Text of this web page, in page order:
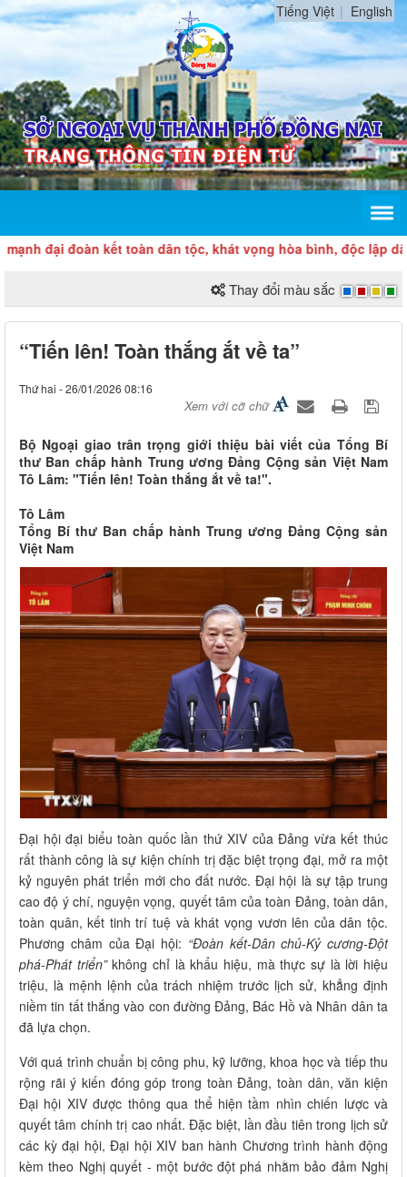
Tiếng Việt English
đoàn kết toàn dân tộc, khát vọng hòa bình, độc lập dân tộc
Thay đổi màu sắc
“Tiến lên! Toàn thắng ắt về ta”
Thứ hai - 26/01/2026 08:16
Xem với cỡ chữ
Bộ Ngoại giao trân trọng giới thiệu bài viết của Tổng Bí
thư Ban chấp hành Trung ương Đảng Cộng sản Việt Nam
Tô Lâm: "Tiến lên! Toàn thắng ắt về ta!".
Tô Lâm
Tổng Bí thư Ban chấp hành Trung ương Đảng Cộng sản
Việt Nam
Đại hội đại biểu toàn quốc lần thứ XIV của Đảng vừa kết thúc
rất thành công là sự kiện chính trị đặc biệt trọng đại, mở ra một
kỷ nguyên phát triển mới cho đất nước. Đại hội là sự tập trung
cao độ ý chí, nguyện vọng, quyết tâm của toàn Đảng, toàn dân,
toàn quân, kết tinh trí tuệ và khát vọng vươn lên của dân tộc.
Phương châm của Đại hội: “Đoàn kết-Dân chủ-Kỷ cương-Đột
phá-Phát triển”không chỉ là khẩu hiệu, mà thực sự là lời hiệu
triệu, là mệnh lệnh của trách nhiệm trước lịch sử, khẳng định
niềm tin tất thắng vào con đường Đảng, Bác Hồ và Nhân dân ta
đã lựa chọn.
Với quá trình chuẩn bị công phu, kỹ lưỡng, khoa học và tiếp thu
rộng rãi ý kiến đóng góp trong toàn Đảng, toàn dân, văn kiện
Đại hội XIV được thông qua thể hiện tầm nhìn chiến lược và
quyết tâm chính trị cao nhất. Đặc biệt, lần đầu tiên trong lịch sử
các kỳ đại hội, Đại hội XIV ban hành Chương trình hành động
kèm theo Nghị quyết - một bước đột phá nhằm bảo đảm Nghị